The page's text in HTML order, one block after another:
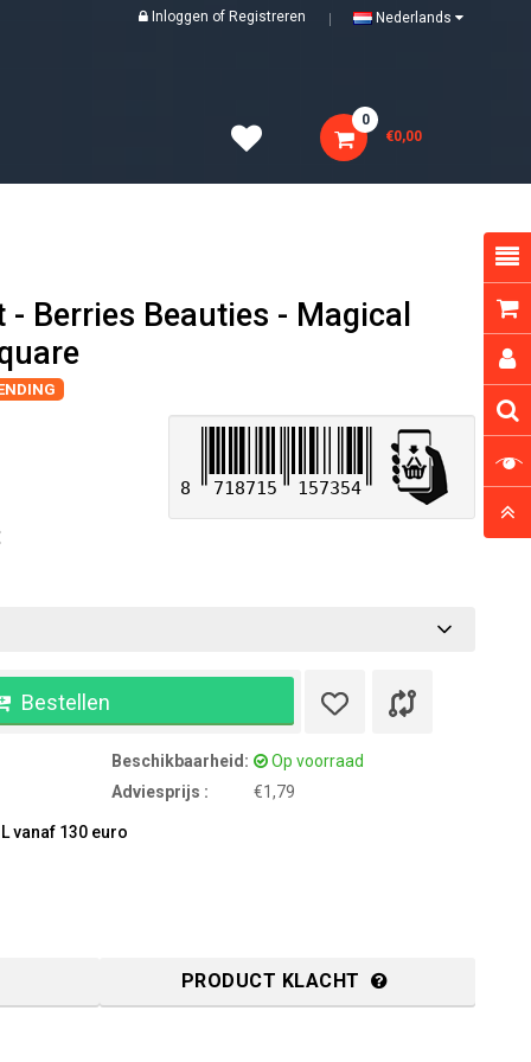
Inloggen of Registreren Nederlands
0
€0,00
- Berries Beauties - Magical
8 718715 157354
Bestellen
Beschikbaarheid:
Op voorraad
Adviesprijs :
€1,79
vanaf 130 euro
PRODUCT KLACHT